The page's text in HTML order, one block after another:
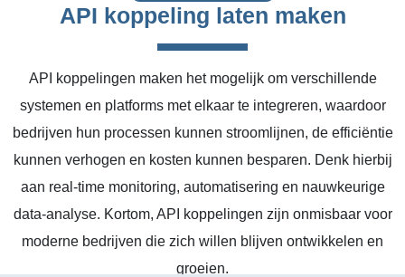
API koppeling laten maken
API koppelingen maken het mogelijk om verschillende
systemen en platforms met elkaar te integreren, waardoor
bedrijven hun processen kunnen stroomlijnen, de efficiëntie
kunnen verhogen en kosten kunnen besparen. Denk hierbij
aan real-time monitoring, automatisering en nauwkeurige
data-analyse. Kortom, API koppelingen zijn onmisbaar voor
moderne bedrijven die zich willen blijven ontwikkelen en
groeien.